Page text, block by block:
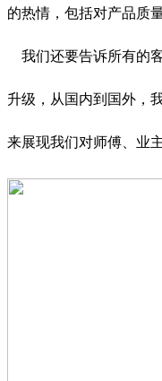
的热情，包括对产品质
我们还要告诉所有的
升级，从国内到国外，
来展现我们对师傅、业